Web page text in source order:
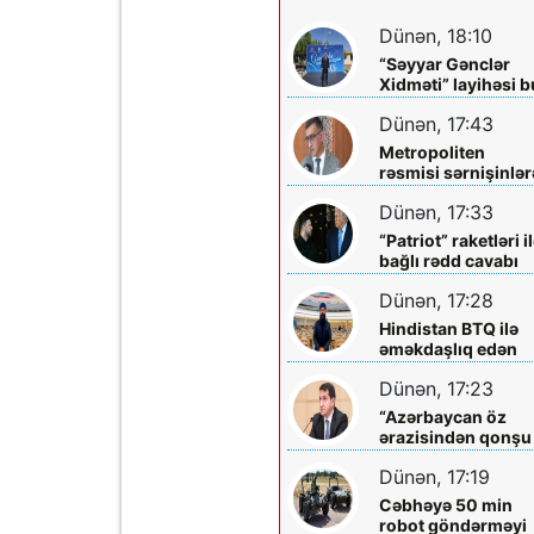
Dünən, 18:10
“Səyyar Gənclər
Xidməti” layihəsi
dəfə
Dünən, 17:43
Metropoliten
rəsmisi
çıxış yolu göstərdi
Dünən, 17:33
“Patriot” raketləri
bağlı rədd cavabı
aldı
Dünən, 17:28
Hindistan BTQ ilə
əməkdaşlıq edən
hüquq
təhdid edib
Dünən, 17:23
“Azərbaycan öz
ərazisindən qonşu
ölkəyə qarşı
olunmasına icazə
verməz”
Dünən, 17:19
Cəbhəyə 50 min
robot göndərməyi